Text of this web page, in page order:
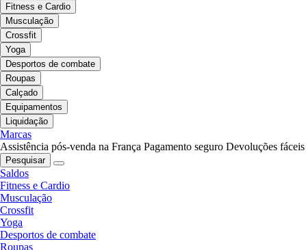
Fitness e Cardio
Musculação
Crossfit
Yoga
Desportos de combate
Roupas
Calçado
Equipamentos
Liquidação
Marcas
Assistência pós-venda na França Pagamento seguro Devoluções fáceis
Pesquisar
Saldos
Fitness e Cardio
Musculação
Crossfit
Yoga
Desportos de combate
Roupas